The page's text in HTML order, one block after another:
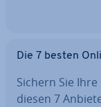
Die 7 besten
Sichern Sie
diesen 7